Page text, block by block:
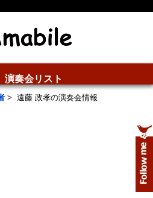
演奏会リスト
> 遠藤 政孝の演奏会情報